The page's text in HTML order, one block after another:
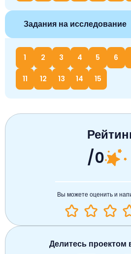
Задания на исследование
1 2 3 4 5 6
11 12 13 14 15
/0
Вы можете оценить и
Делитесь проектом